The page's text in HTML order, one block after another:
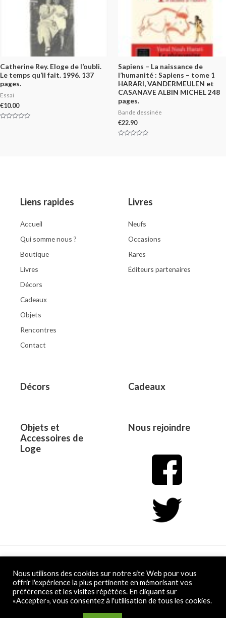
Catherine Rey. Eloge de l’oubli.
Le temps qu’il fait. 1996. 137
pages.
Essai
€10.00
Sapiens – La naissance de
l’humanité : Sapiens – tome 1
HARARI, VANDERMEULEN et
CASANAVE ALBIN MICHEL 248
pages.
Bande dessinée
€22.90
Liens rapides
Accueil
Qui somme nous ?
Boutique
Livres
Décors
Cadeaux
Objets
Rencontres
Contact
Livres
Neufs
Occasions
Rares
Éditeurs partenaires
Décors Cadeaux
Objets et
Accessoires de
Loge
Nous rejoindre
Copyright © 2026 L&D
Powered by L&D
Nous utilisons des cookies sur notre site Web pour vous
offrir l'expérience la plus pertinente en mémorisant vos
préférences et les visites répétées. En cliquant sur
«Accepter», vous consentez à l'utilisation de tous les cookies.